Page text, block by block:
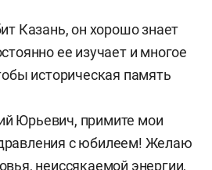
Казань, он хорошо знает
ее изучает и многое
историческая память
Юрьевич, примите мои
с юбилеем! Желаю
неиссякаемой энергии,